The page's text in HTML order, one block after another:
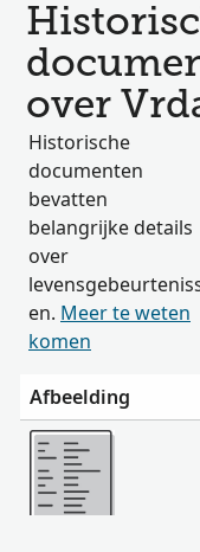
over
Historische
documenten
bevatten
belangrijke details
over
en. Meer te weten
komen
Afbeelding
Meer